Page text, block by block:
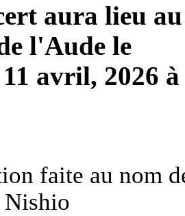
aura lieu au
l'Aude le
avril, 2026 à
faite au nom